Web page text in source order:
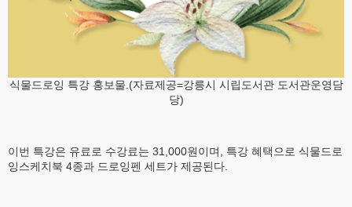
식물드로잉 특강 홍보물.(자료제공=강릉시 시립도서관 도서관운영담
당)
이번 특강은 유료로 수강료는 31,000원이며, 특강 혜택으로 식물드로
잉스케치북 4종과 드로잉펜 세트가 제공된다.